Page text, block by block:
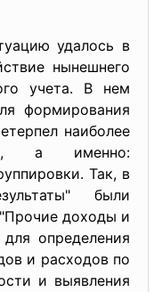
удалось в
нынешнего
учета. В нем
формирования
наиболее
а именно:
Так, в
были
доходы и
определения
и расходов по
и выявления